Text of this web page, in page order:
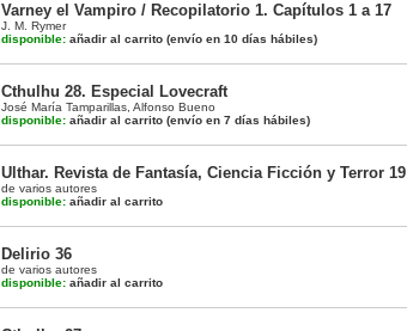
Varney el Vampiro / Recopilatorio 1. Capítulos 1 a 17
J. M. Rymer
disponible: añadir al carrito (envío en 10 días hábiles)
Cthulhu 28. Especial Lovecraft
José María Tamparillas Alfonso Bueno
disponible: añadir al carrito (envío en 7 días hábiles)
Ulthar. Revista de Fantasía, Ciencia Ficción y Terror 19
de varios autores
disponible: añadir al carrito
Delirio 36
de varios autores
disponible: añadir al carrito